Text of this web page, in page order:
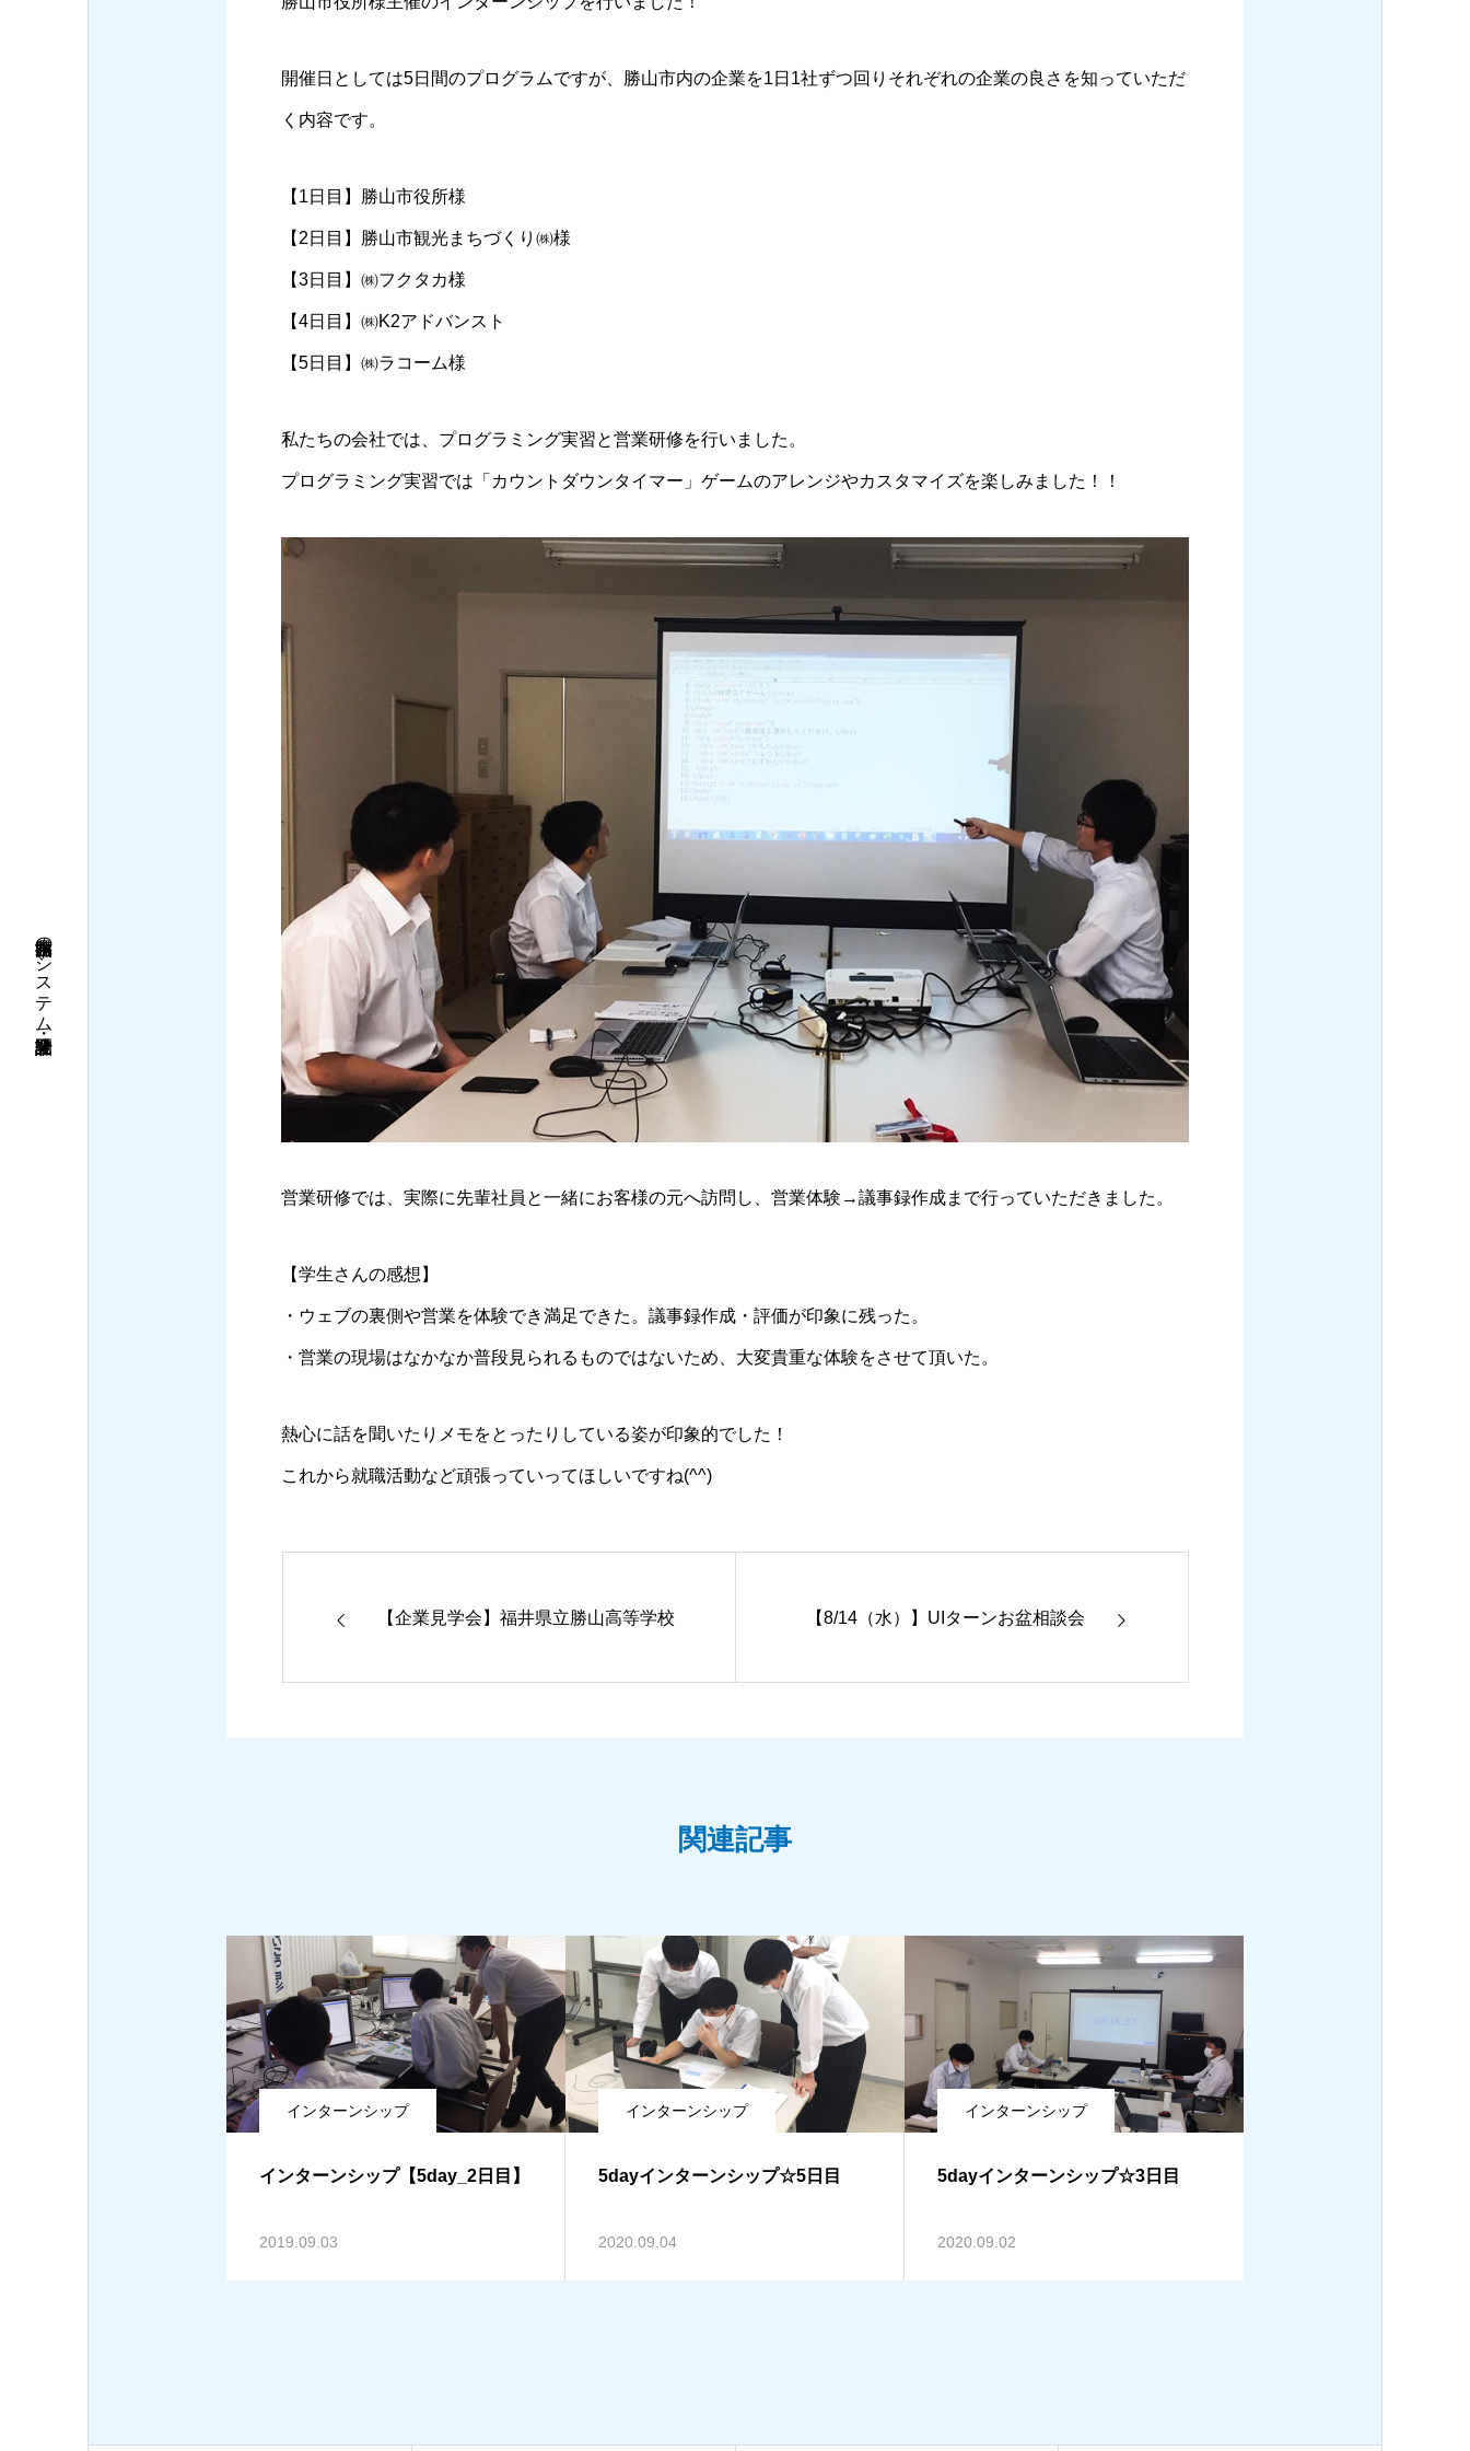
福井県勝山市のシステム設計・開発企業
開催日としては5日間のプログラムですが、勝山市内の企業を1日1社ずつ回りそれぞれの企業の良さを知っていただ
く内容です。
【1日目】勝山市役所様
【2日目】勝山市観光まちづくり㈱様
【3日目】㈱フクタカ様
【4日目】㈱K2アドバンスト
【5日目】㈱ラコーム様
私たちの会社では、プログラミング実習と営業研修を行いました。
プログラミング実習では「カウントダウンタイマー」ゲームのアレンジやカスタマイズを楽しみました！！
営業研修では、実際に先輩社員と一緒にお客様の元へ訪問し、営業体験→議事録作成まで行っていただきました。
【学生さんの感想】
・ウェブの裏側や営業を体験でき満足できた。議事録作成・評価が印象に残った。
・営業の現場はなかなか普段見られるものではないため、大変貴重な体験をさせて頂いた。
熱心に話を聞いたりメモをとったりしている姿が印象的でした！
これから就職活動など頑張っていってほしいですね(^^)
【企業見学会】福井県立勝山高等学校 【8/14（水）】UIターンお盆相談会
関連記事
インターンシップ
インターンシップ【5day_2日目】
2019.09.03
インターンシップ
5dayインターンシップ☆5日目
2020.09.04
インターンシップ
5dayインターンシップ☆3日目
2020.09.02